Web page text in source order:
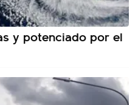
y potenciado por el